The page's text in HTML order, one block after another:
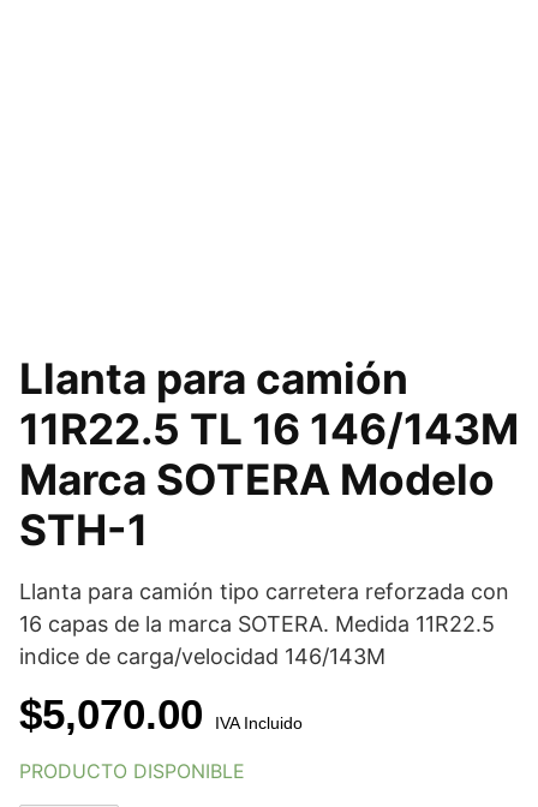
Llanta para camión
11R22.5 TL 16 146/143M
Marca SOTERA Modelo
STH-1
Llanta para camión tipo carretera reforzada con
16 capas de la marca SOTERA. Medida 11R22.5
indice de carga/velocidad 146/143M
$5,070.00 IVA Incluido
PRODUCTO DISPONIBLE